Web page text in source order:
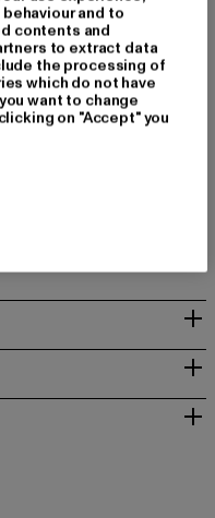
Coton
& Co. KG |
and to
contents and
to extract data
the processing of
which do not have
want to change
on "Accept" you